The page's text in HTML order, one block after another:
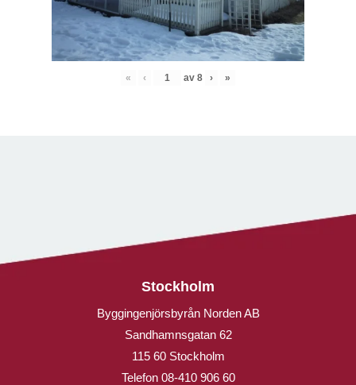
« ‹ av 8 › »
Stockholm
Byggingenjörsbyrån Norden AB
Sandhamnsgatan 62
115 60 Stockholm
Telefon 08-410 906 60